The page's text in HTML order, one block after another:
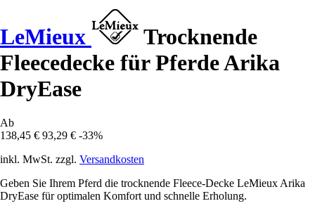
LeMieux
Trocknende
Fleecedecke für Pferde Arika
DryEase
Ab
138,45 € 93,29 € -33%
inkl. MwSt. zzgl. Versandkosten
Geben Sie Ihrem Pferd die trocknende Fleece-Decke LeMieux Arika
DryEase für optimalen Komfort und schnelle Erholung.